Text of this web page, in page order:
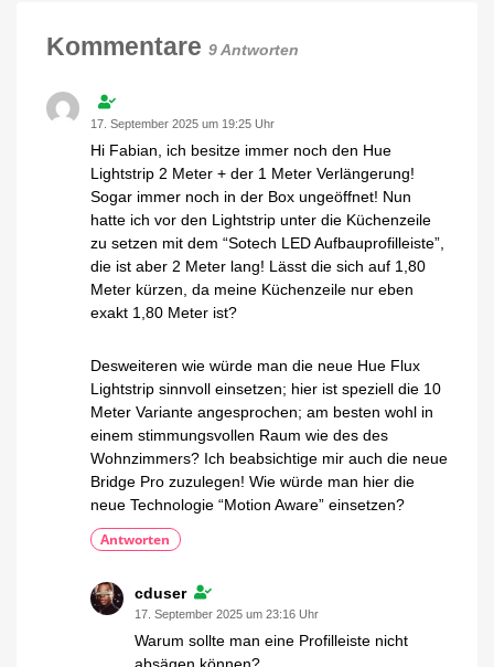
kompatibel
Controller
Kommentare 9 Antworten
17. September 2025 um 19:25 Uhr
Hi Fabian, ich besitze immer noch den Hue
Lightstrip 2 Meter + der 1 Meter Verlängerung!
Sogar immer noch in der Box ungeöffnet! Nun
hatte ich vor den Lightstrip unter die Küchenzeile
zu setzen mit dem “Sotech LED Aufbauprofilleiste”,
die ist aber 2 Meter lang! Lässt die sich auf 1,80
Meter kürzen, da meine Küchenzeile nur eben
exakt 1,80 Meter ist?
Desweiteren wie würde man die neue Hue Flux
Lightstrip sinnvoll einsetzen; hier ist speziell die 10
Meter Variante angesprochen; am besten wohl in
einem stimmungsvollen Raum wie des des
Wohnzimmers? Ich beabsichtige mir auch die neue
Bridge Pro zuzulegen! Wie würde man hier die
neue Technologie “Motion Aware” einsetzen?
Antworten
cduser
17. September 2025 um 23:16 Uhr
Warum sollte man eine Profilleiste nicht
absägen können?